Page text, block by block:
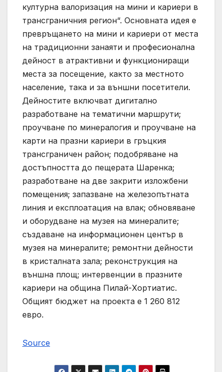
културна валоризация на мини и кариери в
трансграничния регион“. Основната идея е
превръщането на мини и кариери от места
на традиционни занаяти и професионална
дейност в атрактивни и функциониращи
места за посещение, както за местното
население, така и за външни посетители.
Дейностите включват дигитално
разработване на тематични маршрути;
проучване по минералогия и проучване на
карти на празни кариери в гръцкия
трансграничен район; подобряване на
достъпността до пещерата Шаренка;
разработване на две закрити изложбени
помещения; запазване на железопътната
линия и експлоатация на влак; обновяване
и оборудване на музея на минералите;
създаване на информационен център в
музея на минералите; ремонтни дейности
в кристалната зала; реконструкция на
външна площ; интервенции в празните
кариери на община Пилай-Хортиатис.
Общият бюджет на проекта е 1 260 812
евро.
Source